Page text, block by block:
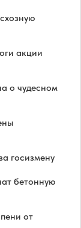
акции
о чудесном
госизмену
бетонную
от